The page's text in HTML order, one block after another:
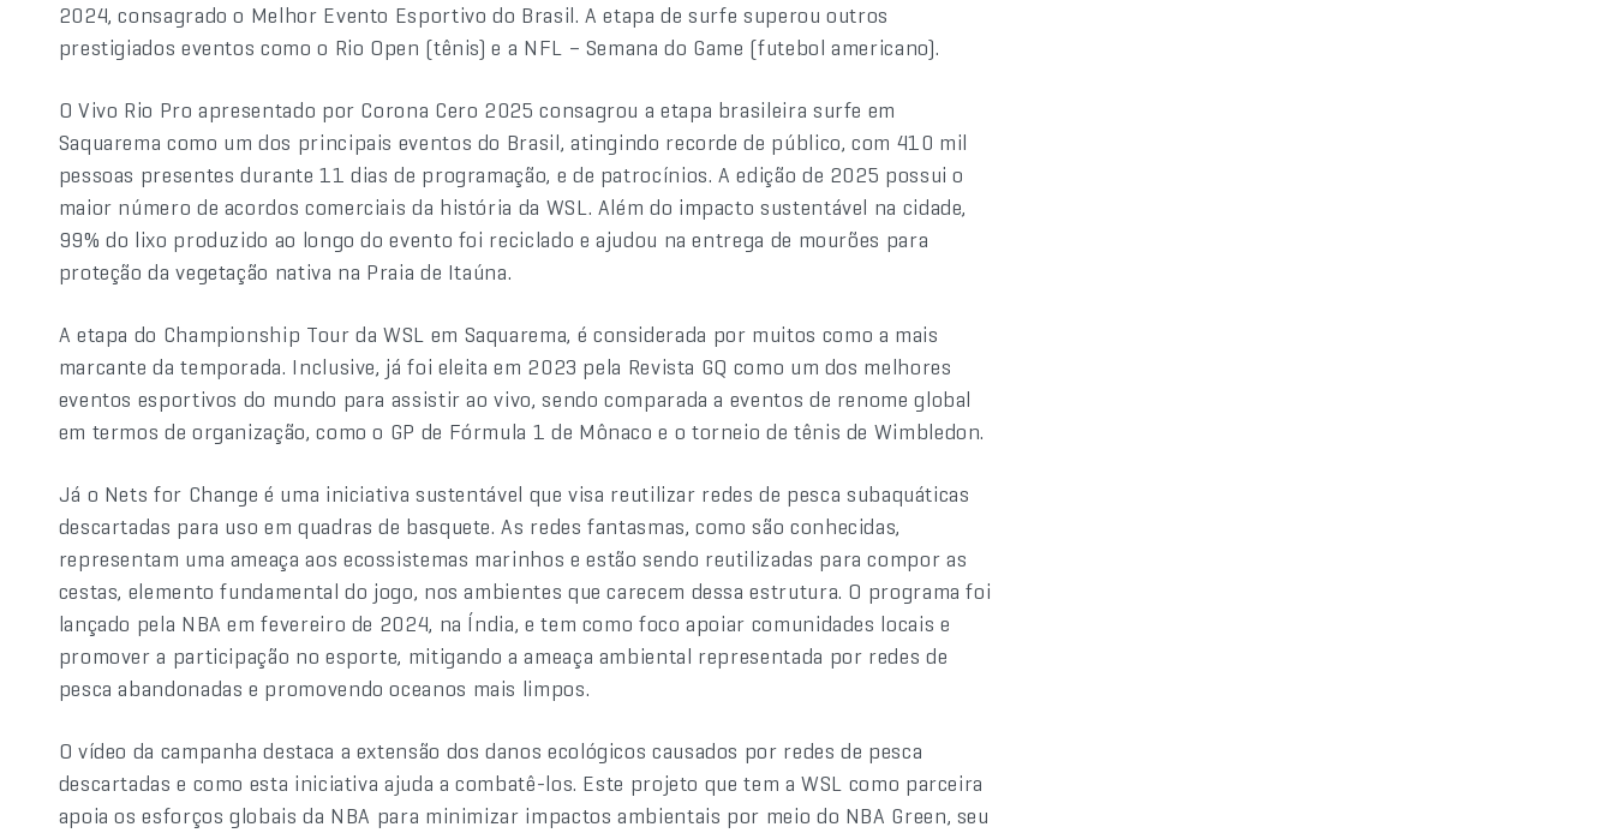
2024, consagrado o Melhor Evento Esportivo do Brasil. A etapa de surfe superou outros
prestigiados eventos como o Rio Open (tênis) e a NFL – Semana do Game (futebol americano).
O Vivo Rio Pro apresentado por Corona Cero 2025 consagrou a etapa brasileira surfe em
Saquarema como um dos principais eventos do Brasil, atingindo recorde de público, com 410 mil
pessoas presentes durante 11 dias de programação, e de patrocínios. A edição de 2025 possui o
maior número de acordos comerciais da história da WSL. Além do impacto sustentável na cidade,
99% do lixo produzido ao longo do evento foi reciclado e ajudou na entrega de mourões para
proteção da vegetação nativa na Praia de Itaúna.
A etapa do Championship Tour da WSL em Saquarema, é considerada por muitos como a mais
marcante da temporada. Inclusive, já foi eleita em 2023 pela Revista GQ como um dos melhores
eventos esportivos do mundo para assistir ao vivo, sendo comparada a eventos de renome global
em termos de organização, como o GP de Fórmula 1 de Mônaco e o torneio de tênis de Wimbledon.
Já o Nets for Change é uma iniciativa sustentável que visa reutilizar redes de pesca subaquáticas
descartadas para uso em quadras de basquete. As redes fantasmas, como são conhecidas,
representam uma ameaça aos ecossistemas marinhos e estão sendo reutilizadas para compor as
cestas, elemento fundamental do jogo, nos ambientes que carecem dessa estrutura. O programa foi
lançado pela NBA em fevereiro de 2024, na Índia, e tem como foco apoiar comunidades locais e
promover a participação no esporte, mitigando a ameaça ambiental representada por redes de
pesca abandonadas e promovendo oceanos mais limpos.
O vídeo da campanha destaca a extensão dos danos ecológicos causados por redes de pesca
descartadas e como esta iniciativa ajuda a combatê-los. Este projeto que tem a WSL como parceira
apoia os esforços globais da NBA para minimizar impactos ambientais por meio do NBA Green, seu